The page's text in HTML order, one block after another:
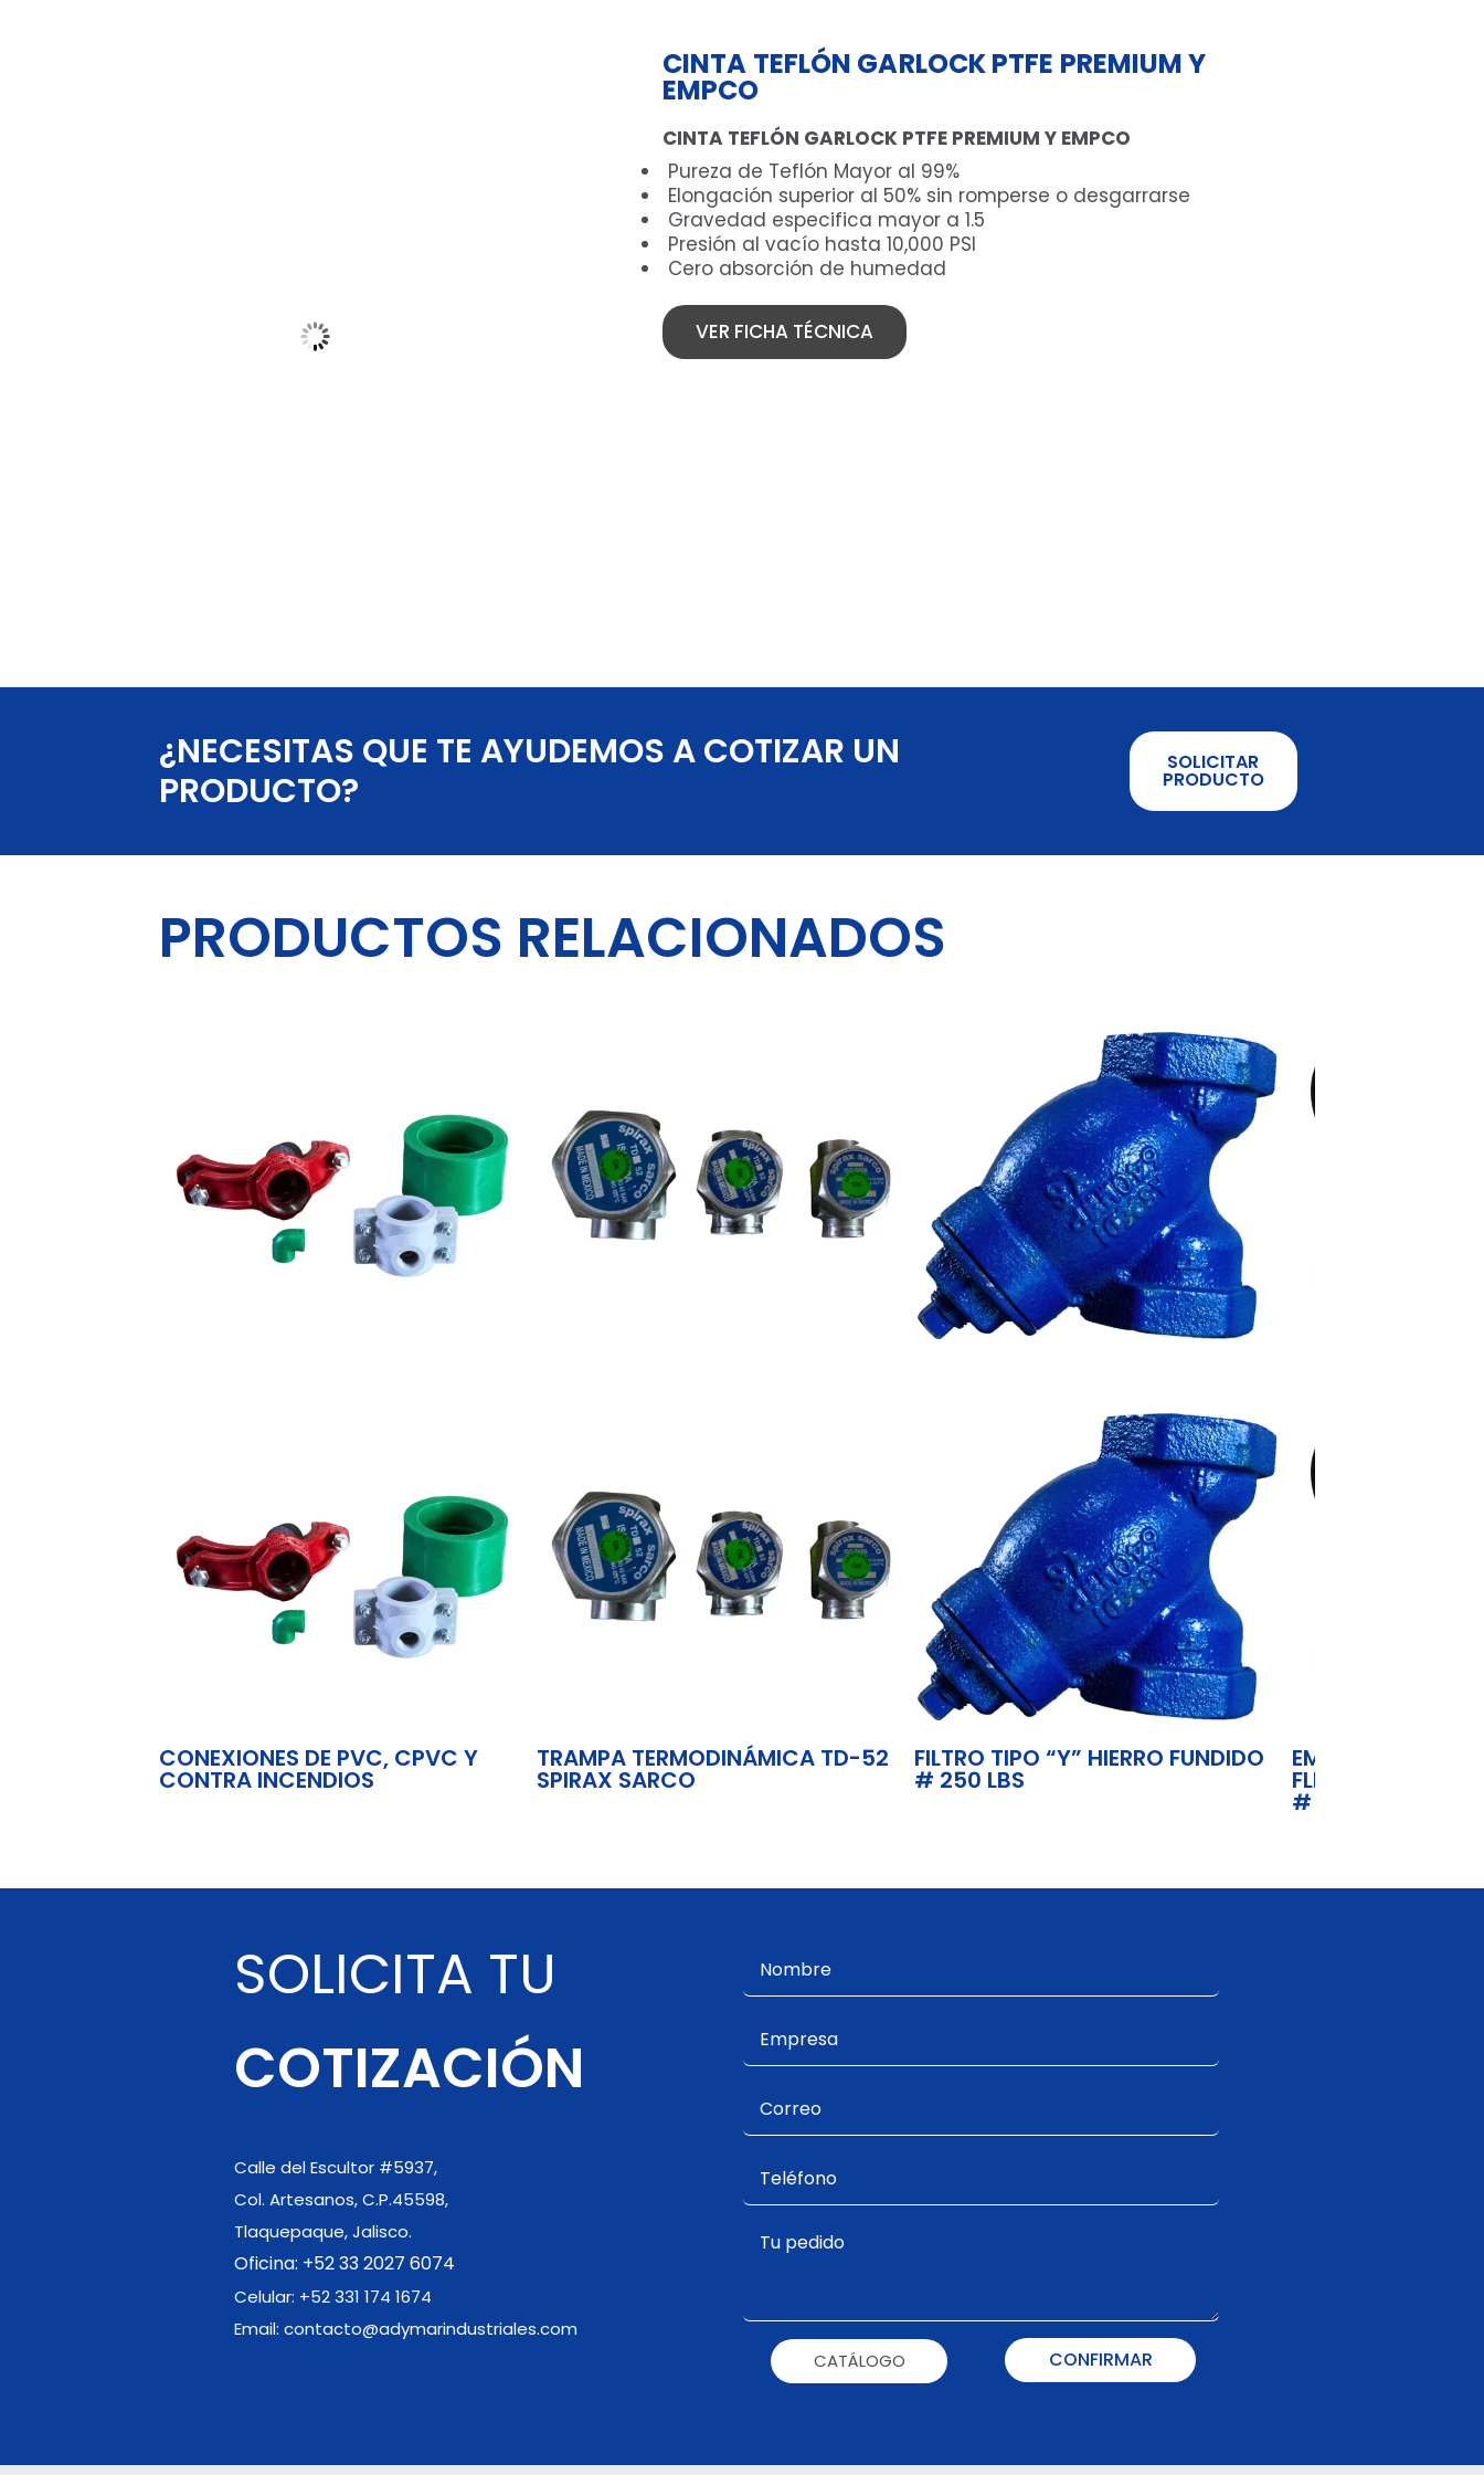
CINTA TEFLÓN GARLOCK PTFE PREMIUM Y
EMPCO
CINTA TEFLÓN GARLOCK PTFE PREMIUM Y EMPCO
Pureza de Teflón Mayor al 99%
Elongación superior al 50% sin romperse o desgarrarse
Gravedad especifica mayor a 1.5
Presión al vacío hasta 10,000 PSI
Cero absorción de humedad
VER FICHA TÉCNICA
¿NECESITAS QUE TE AYUDEMOS A COTIZAR UN
PRODUCTO?
SOLICITAR
PRODUCTO
PRODUCTOS RELACIONADOS
CONEXIONES DE PVC, CPVC Y
CONTRA INCENDIOS
TRAMPA TERMODINÁMICA TD-52
SPIRAX SARCO
FILTRO TIPO “Y” HIERRO FUNDIDO
# 250 LBS
EMPAQUE DE
FLEXITALLIC
# 300
SOLICITA TU
COTIZACIÓN
Calle del Escultor #5937,
Col. Artesanos, C.P.45598,
Tlaquepaque, Jalisco.
Oficina: +52 33 2027 6074
Celular: +52 331 174 1674
Email: contacto@adymarindustriales.com
CONFIRMAR
CATÁLOGO